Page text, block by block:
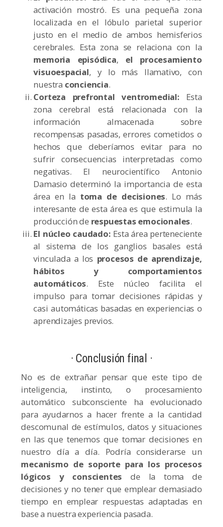
activación mostró. Es una pequeña zona
localizada en el lóbulo parietal superior
justo en el medio de ambos hemisferios
cerebrales. Esta zona se relaciona con la
memoria episódica, el procesamiento
visuoespacial, y lo más llamativo, con
nuestra conciencia.
Corteza prefrontal ventromedial: Esta
zona cerebral está relacionada con la
información almacenada sobre
recompensas pasadas, errores cometidos o
hechos que deberíamos evitar para no
sufrir consecuencias interpretadas como
negativas. El neurocientífico Antonio
Damasio determinó la importancia de esta
área en la toma de decisiones. Lo más
interesante de esta área es que estimula la
producción de respuestas emocionales.
El núcleo caudado: Esta área perteneciente
al sistema de los ganglios basales está
vinculada a los procesos de aprendizaje,
hábitos y comportamientos
automáticos. Este núcleo facilita el
impulso para tomar decisiones rápidas y
casi automáticas basadas en experiencias o
aprendizajes previos.
· Conclusión final ·
No es de extrañar pensar que este tipo de
inteligencia, instinto, o procesamiento
automático subconsciente ha evolucionado
para ayudarnos a hacer frente a la cantidad
descomunal de estímulos, datos y situaciones
en las que tenemos que tomar decisiones en
nuestro día a día. Podría considerarse un
mecanismo de soporte para los procesos
lógicos y conscientes de la toma de
decisiones y no tener que emplear demasiado
tiempo en emplear respuestas adaptadas en
base a nuestra experiencia pasada.